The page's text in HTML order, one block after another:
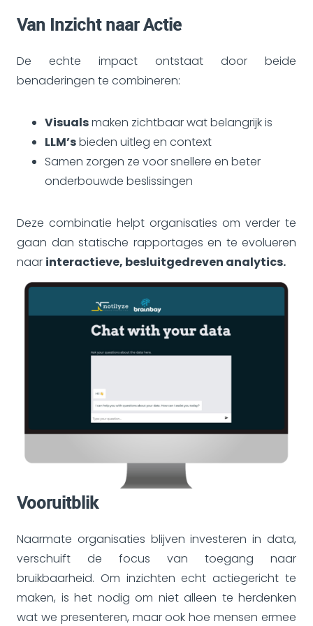
Van Inzicht naar Actie
De echte impact ontstaat door beide
benaderingen te combineren:
Visualsmaken zichtbaar wat belangrijk is
LLM’sbieden uitleg en context
Samen zorgen ze voor snellere en beter
onderbouwde beslissingen
Deze combinatie helpt organisaties om verder te
gaan dan statische rapportages en te evolueren
naar interactieve, besluitgedreven analytics.
Vooruitblik
Naarmate organisaties blijven investeren in data,
verschuift de focus van toegang naar
bruikbaarheid. Om inzichten echt actiegericht te
maken, is het nodig om niet alleen te herdenken
wat we presenteren, maar ook hoe mensen ermee